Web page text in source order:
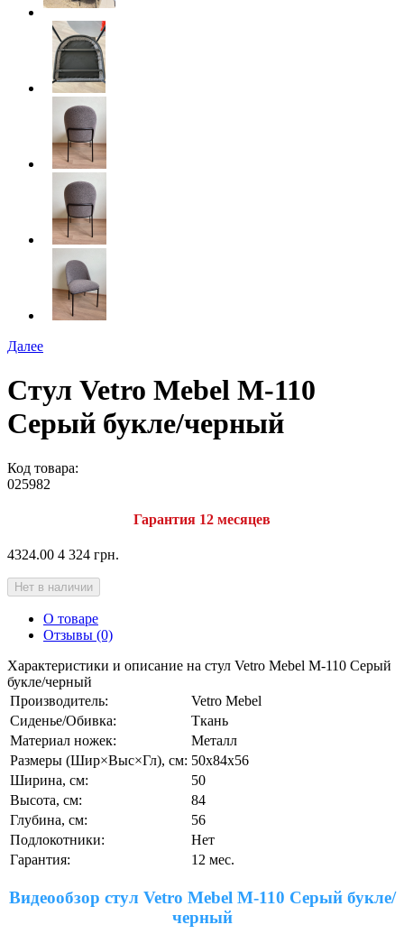
Далее
Стул Vetro Mebel M-110
Серый букле/черный
Код товара:
025982
Гарантия 12 месяцев
4324.00 4 324 грн.
Нет в наличии
О товаре
Отзывы (0)
Характеристики и описание на стул Vetro Mebel M-110 Серый
букле/черный
Производитель:
Vetro Mebel
Сиденье/Обивка:
Ткань
Материал ножек:
Металл
Размеры (Шир×Выс×Гл), см: 50х84х56
Ширина, см:
50
Высота, см:
84
Глубина, см:
56
Подлокотники:
Нет
Гарантия:
12 мес.
Видеообзор стул Vetro Mebel M-110 Серый букле/
черный